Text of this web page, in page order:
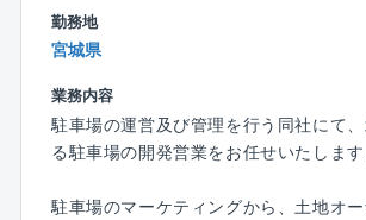
2018年1月からは、お客様とのリレーシ
ノウハウ知見の継承を目的に
た。
（3）女性の活躍…
同社では、女性ワーキングPTの活動を
女性活躍推進に取り組んで参りました。
勤務地
宮城県
業務内容
駐車場の運営及び管理を行う同社にて
る駐車場の開発営業をお任せいたします
駐車場のマーケティングから、土地オ